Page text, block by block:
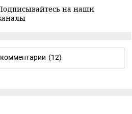
на наши
(12)